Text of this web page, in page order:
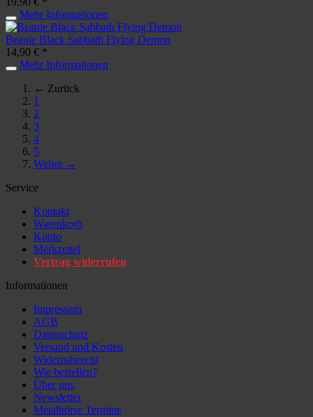
Mehr Informationen
Beanie Black Sabbath Flying Demon
14,90 € *
Mehr Informationen
← Zurück
1
2
3
4
5
Weiter →
Service
Kontakt
Warenkorb
Konto
Merkzettel
Vertrag widerrufen
Informationen
Impressum
AGB
Datenschutz
Versand und Kosten
Widerrufsrecht
Wie bestellen?
Über uns
Newsletter
Metalbörse Termine